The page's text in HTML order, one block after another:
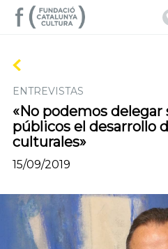
ENTREVISTAS
«No podemos delegar
públicos el desarrollo
culturales»
15/09/2019